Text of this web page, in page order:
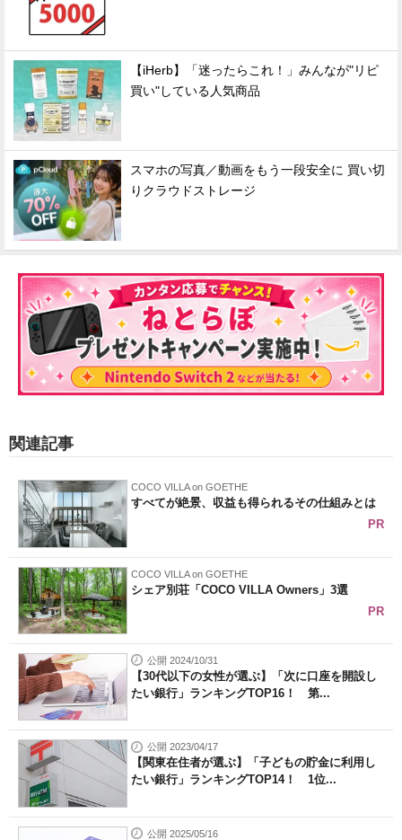
【iHerb】「迷ったらこれ！」みんなが"リピ
買い"している人気商品
スマホの写真／動画をもう一段安全に 買い切
りクラウドストレージ
関連記事
COCO VILLA on GOETHE
すべてが絶景、収益も得られるその仕組みとは
PR
COCO VILLA on GOETHE
シェア別荘「COCO VILLA Owners」3選
PR
公開 2024/10/31
【30代以下の女性が選ぶ】「次に口座を開設し
たい銀行」ランキングTOP16！ 第...
公開 2023/04/17
【関東在住者が選ぶ】「子どもの貯金に利用し
たい銀行」ランキングTOP14！ 1位...
公開 2025/05/16